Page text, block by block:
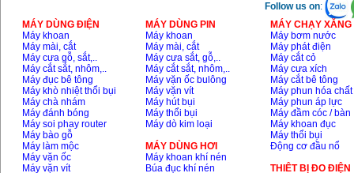
Follow us on:
MÁY DÙNG ĐIỆN
Máy khoan
Máy mài, cắt
Máy cưa gỗ, sắt,..
Máy cắt sắt, nhôm,..
Máy đục bê tông
Máy khò nhiệt thổi bụi
Máy chà nhám
Máy đánh bóng
Máy soi phay router
Máy bào gỗ
Máy làm mộc
Máy vặn ốc
Máy vặn vít
MÁY DÙNG PIN
Máy khoan
Máy mài, cắt
Máy cưa sắt, gỗ,..
Máy cắt sắt, nhôm,..
Máy vặn ốc bulông
Máy vặn vít
Máy hút bụi
Máy thổi bụi
Máy dò kim loại
MÁY DÙNG HƠI
Máy khoan khí nén
Búa đục khí nén
MÁY CHẠY
Máy bơm nước
Máy phát điện
Máy cắt cỏ
Máy cưa xích
Máy cắt bê tông
Máy phun hóa chất
Máy phun áp lực
Máy đầm cóc / bàn
Máy khoan đục
Máy thổi bụi
Động cơ đầu nổ
THIÊT BỊ ĐO ĐIỆN